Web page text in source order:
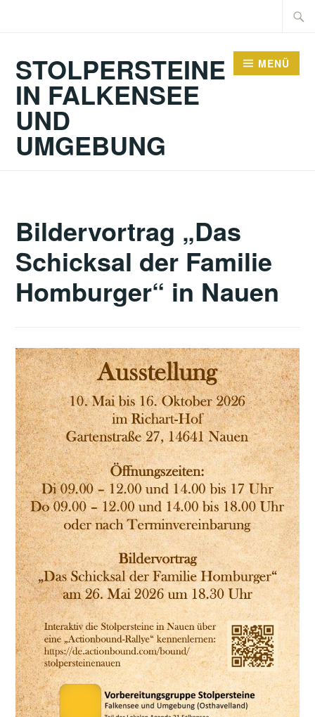
Suche
STOLPERSTEINE
IN FALKENSEE
UND
UMGEBUNG
MENÜ
Bildervortrag „Das
Schicksal der Familie
Homburger“ in Nauen